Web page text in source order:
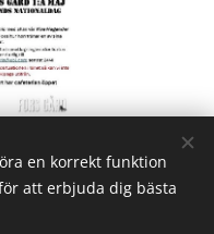
en korrekt funktion
att erbjuda dig bästa